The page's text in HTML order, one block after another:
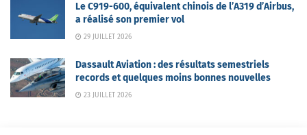
Le C919-600, équivalent chinois de l’A319 d’Airbus,
a réalisé son premier vol
29 JUILLET 2026
Dassault Aviation : des résultats semestriels
records et quelques moins bonnes nouvelles
23 JUILLET 2026